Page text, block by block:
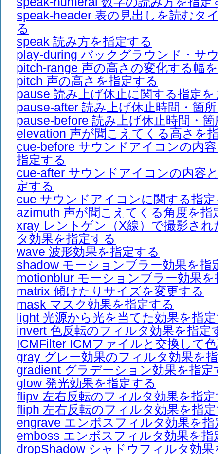
speak-header 表の見出しを読むタ
る
speak 読み方を指定する
play-during バックグラウンド・サ
pitch-range 声の高さの変化する幅
pitch 声の高さを指定する
pause 読み上げ休止に関する指定
pause-after 読み上げ休止時間・箇
pause-before 読み上げ休止時間・
elevation 声が聞こえてくる高さを
cue-before サウンドアイコンの内
指定する
cue-after サウンドアイコンの内容
定する
cue サウンドアイコンに関する指
azimuth 声が聞こえてくる角度を指
xray レントゲン（X線）で撮影さ
タ効果を指定する
wave 波形効果を指定する
shadow モーションブラー効果を指
motionblur モーションブラー効果
matrix 傾けたりサイズを変更する
mask マスク効果を指定する
light 光源から光を当てた効果を指
invert 色反転のフィルタ効果を指定
ICMFilter ICMファイルと交換して
gray グレー効果のフィルタ効果を
gradient グラデーション効果を指定
glow 発光効果を指定する
flipv 左右反転のフィルタ効果を指
fliph 左右反転のフィルタ効果を指
engrave エンボスフィルタ効果を指
emboss エンボスフィルタ効果を指
dropShadow シャドウフィルタ効